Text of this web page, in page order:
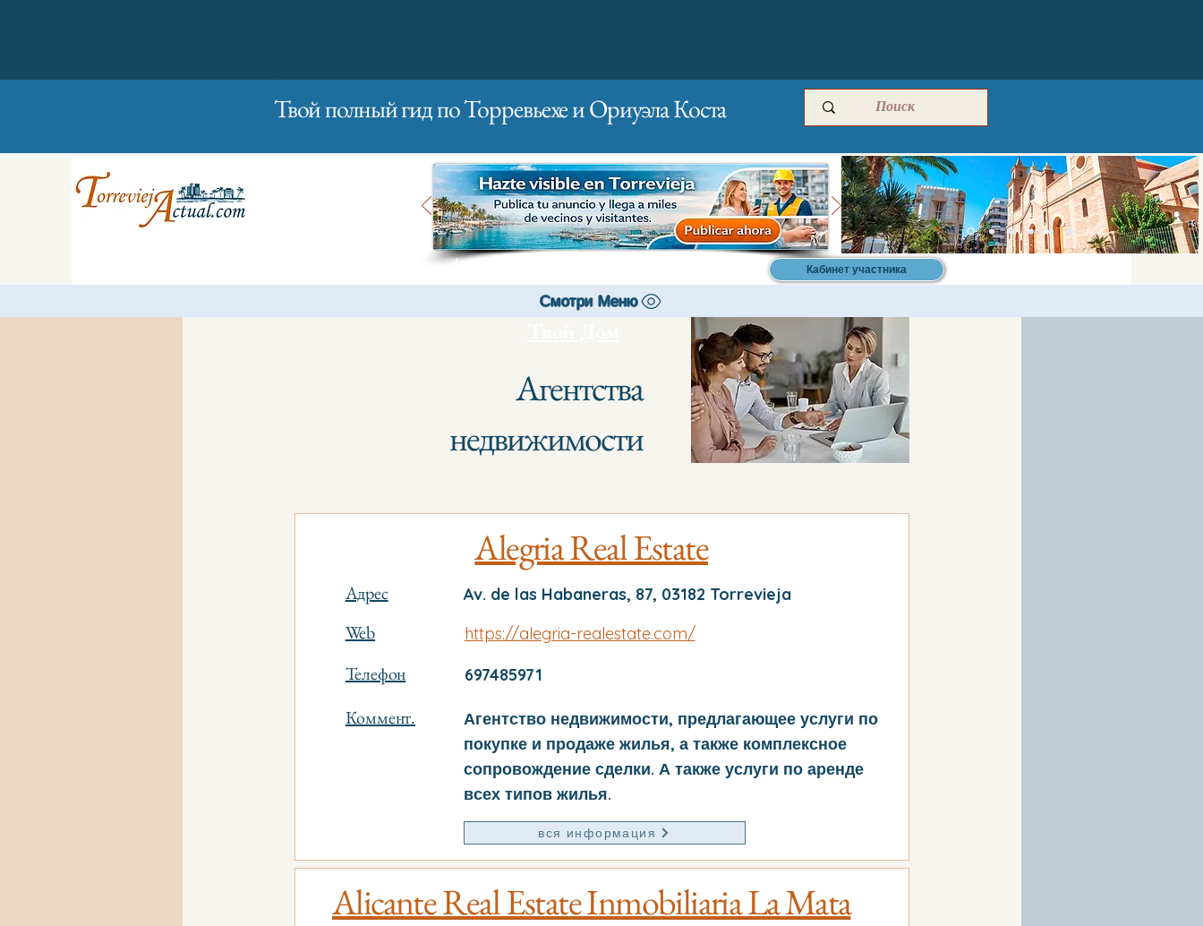
Твой полный гид по Торревьехе и Ориуэла Коста
Кабинет участника
Смотри Меню
Агентства
недвижимости
Alegria Real Estate
Адрес
Web
Телефон
Коммент.
Av. de las Habaneras, 87, 03182 Torrevieja
https://alegria-realestate.com/
697485971
Агентство недвижимости, предлагающее услуги по
покупке и продаже жилья, а также комплексное
сопровождение сделки. А также услуги по аренде
всех типов жилья.
вся информация
Alicante Real Estate Inmobiliaria La Mata